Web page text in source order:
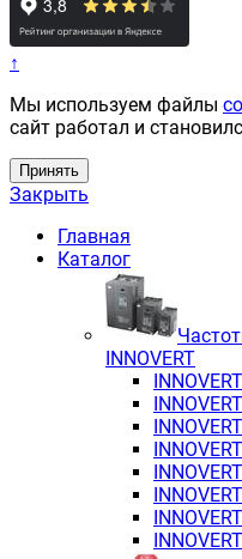
↑
Мы используем файлы
сайт работал и
Принять
Закрыть
Главная
Каталог
INNOVERT